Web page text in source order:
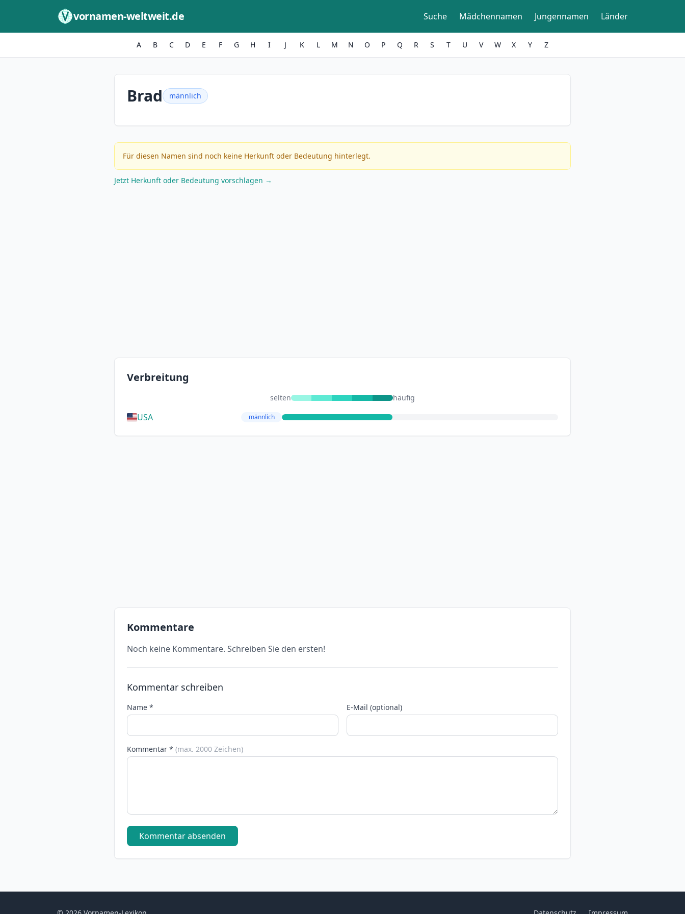
vornamen-weltweit.de Suche Mädchennamen Jungennamen Länder
A B C D E F G H I J K L M N O P Q R S T U V W X Y Z
Brad männlich
Für diesen Namen sind noch keine Herkunft oder Bedeutung hinterlegt.
Jetzt Herkunft oder Bedeutung vorschlagen →
Verbreitung
selten häufig
USA männlich
Kommentare
Noch keine Kommentare. Schreiben Sie den ersten!
Kommentar schreiben
Name * E-Mail (optional)
Kommentar * (max. 2000 Zeichen)
Kommentar absenden